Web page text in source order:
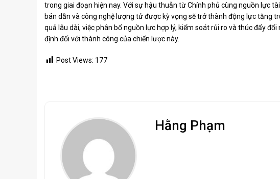
trong giai đoạn hiện nay. Với sự hậu thuẫn từ Chính phủ cùng nguồn lực
bán dẫn và công nghệ lượng tử được kỳ vọng sẽ trở thành động lực tăng
quả lâu dài, việc phân bổ nguồn lực hợp lý, kiểm soát rủi ro và thúc đẩy
định đối với thành công của chiến lược này.
Post Views: 177
Hằng Phạm